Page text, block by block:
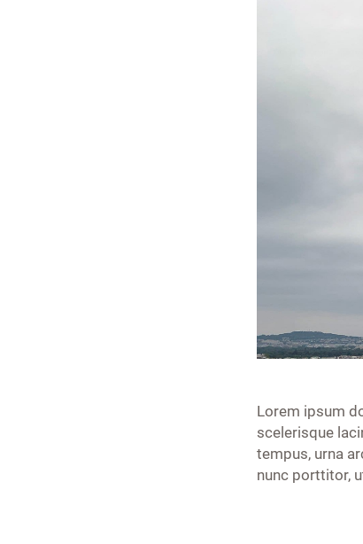
Lorem ipsum
scelerisque
tempus, urna
nunc porttitor,